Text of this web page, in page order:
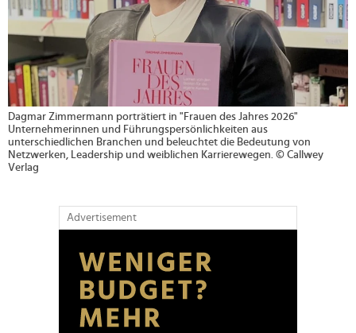
Dagmar Zimmermann porträtiert in "Frauen des Jahres 2026"
Unternehmerinnen und Führungspersönlichkeiten aus
unterschiedlichen Branchen und beleuchtet die Bedeutung von
Netzwerken, Leadership und weiblichen Karrierewegen. © Callwey
Verlag
Advertisement